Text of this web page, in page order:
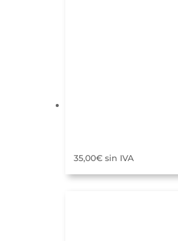
35,00€ sin IVA